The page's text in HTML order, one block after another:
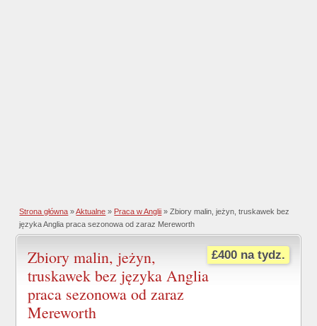
Strona główna »Aktualne » Praca w Anglii » Zbiory malin, jeżyn, truskawek bez
języka Anglia praca sezonowa od zaraz Mereworth
£400 na tydz.
Zbiory malin, jeżyn,
truskawek bez języka Anglia
praca sezonowa od zaraz
Mereworth